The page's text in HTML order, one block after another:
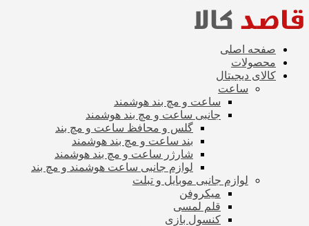
صفحه اصلی
محصولات
کالای دیجیتال
ساعت
ساعت و مچ بند هوشمند
جانبی ساعت و مچ بند هوشمند
گلس و محافظ ساعت و مچ بند
بند ساعت و مچ بند هوشمند
شارژر ساعت و مچ بند هوشمند
لوازم جانبی ساعت هوشمند و مچ بند
لوازم جانبی موبایل و تبلت
میکروفن
قلم لمسی
کنسول بازی